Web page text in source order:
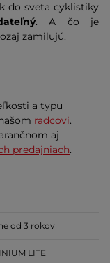
do sveta cyklistiky
. A čo je
zamilujú.
a typu
radcovi.
aj
predajniach.
od 3 rokov
LITE